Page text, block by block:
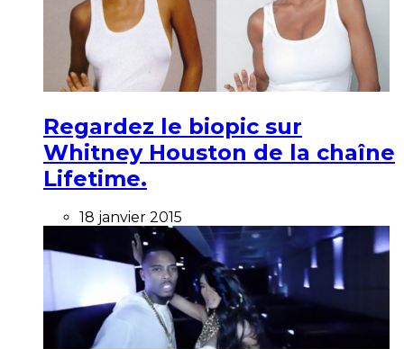
Regardez le biopic sur
Whitney Houston de la chaîne
Lifetime.
18 janvier 2015